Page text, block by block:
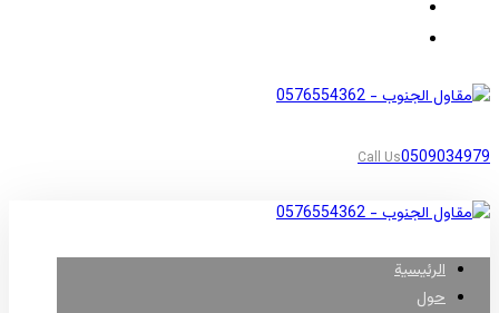
Call Us0509034979
الرئيسية
حول